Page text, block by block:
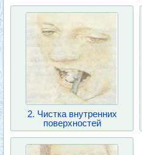
2. Чистка внутренних
поверхностей